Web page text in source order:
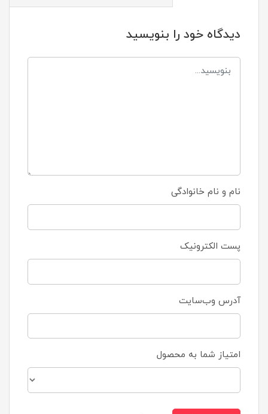
دیدگاه خود را بنویسید
نام و نام خانوادگی
پست الکترونیک
آدرس وب‌سایت
امتیاز شما به محصول